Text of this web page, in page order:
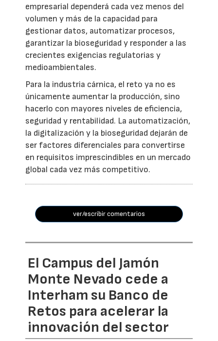
empresarial dependerá cada vez menos del
volumen y más de la capacidad para
gestionar datos, automatizar procesos,
garantizar la bioseguridad y responder a las
crecientes exigencias regulatorias y
medioambientales.
Para la industria cárnica, el reto ya no es
únicamente aumentar la producción, sino
hacerlo con mayores niveles de eficiencia,
seguridad y rentabilidad. La automatización,
la digitalización y la bioseguridad dejarán de
ser factores diferenciales para convertirse
en requisitos imprescindibles en un mercado
global cada vez más competitivo.
ver/escribir comentarios
El Campus del Jamón
Monte Nevado cede a
Interham su Banco de
Retos para acelerar la
innovación del sector